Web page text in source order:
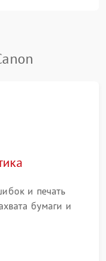
и печать
бумаги и
о замятиях,
при работе.